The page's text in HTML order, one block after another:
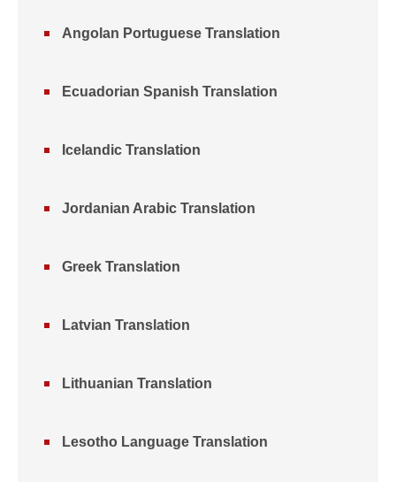
Angolan Portuguese Translation
Ecuadorian Spanish Translation
Icelandic Translation
Jordanian Arabic Translation
Greek Translation
Latvian Translation
Lithuanian Translation
Lesotho Language Translation